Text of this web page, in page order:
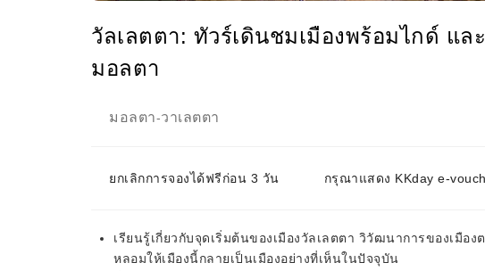
วัลเลตตา: ทัวร์เดินชมเมืองพร้อมไกด์ แ
มอลตา
มอลตา-วาเลตตา
ยกเลิกการจองได้ฟรีก่อน 3 วัน กรุณาแสดง KKday e-
เรียนรู้เกี่ยวกับจุดเริ่มต้นของเมืองวัลเลตตา วิวัฒนาการของเมื
หลอมให้เมืองนี้กลายเป็นเมืองอย่างที่เห็นในปัจจุบัน